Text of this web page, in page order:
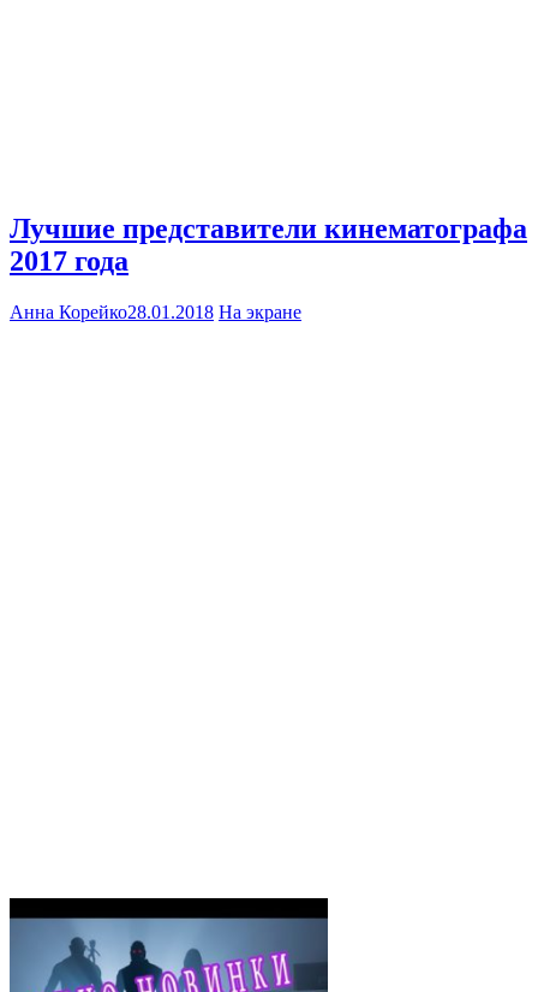
Лучшие представители кинематографа
2017 года
Анна Корейко28.01.2018 На экране